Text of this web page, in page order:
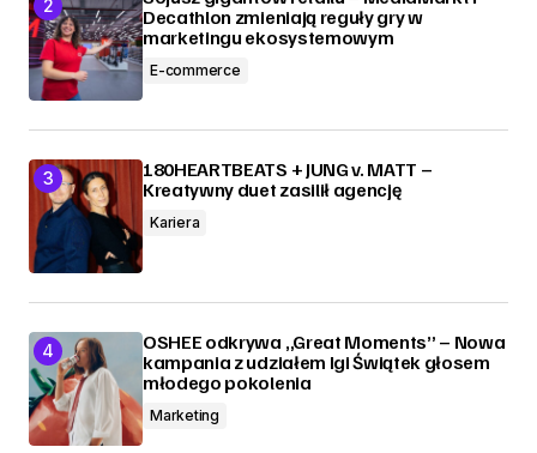
Decathlon zmieniają reguły gry w
marketingu ekosystemowym
E-commerce
180HEARTBEATS + JUNG v. MATT –
Kreatywny duet zasilił agencję
Kariera
OSHEE odkrywa „Great Moments” – Nowa
kampania z udziałem Igi Świątek głosem
młodego pokolenia
Marketing